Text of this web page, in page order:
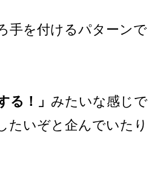
手を付けるパターンで
る！」 みたいな感じで
たいぞと企んでいたり